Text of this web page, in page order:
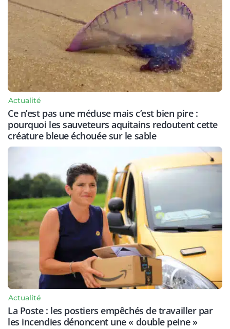
Actualité
Ce n’est pas une méduse mais c’est bien pire :
pourquoi les sauveteurs aquitains redoutent cette
créature bleue échouée sur le sable
Actualité
La Poste : les postiers empêchés de travailler par
les incendies dénoncent une « double peine »